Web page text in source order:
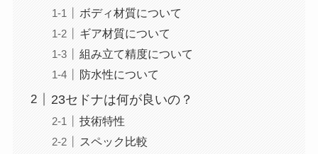
ボディ材質について
ギア材質について
組み立て精度について
防水性について
23セドナは何が良いの？
技術特性
スペック比較